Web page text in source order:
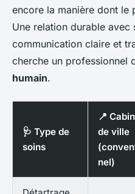
encore la manière dont le
Une relation durable avec
communication claire et
cherche un professionnel
humain.
🩺 Type de
soins
📍
de ville
nel)